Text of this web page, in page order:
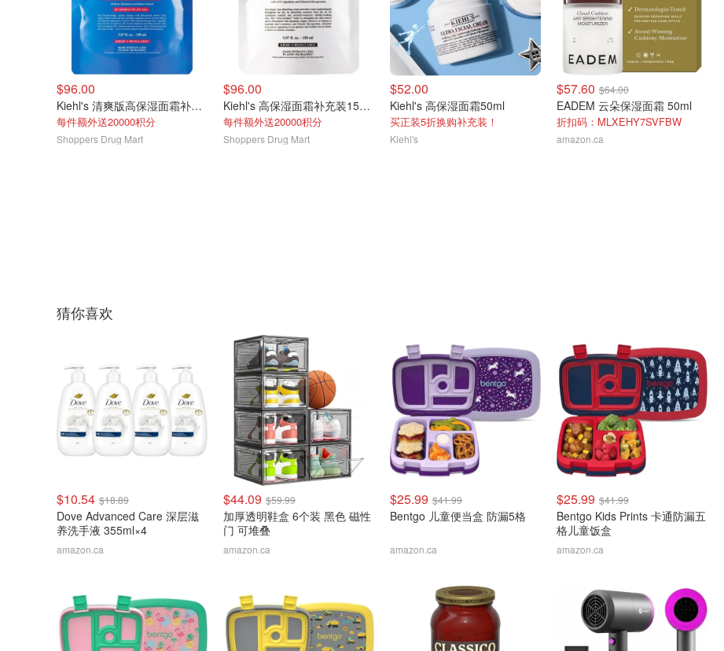
$96.00
Kiehl's 清爽版高保湿面霜补充装150ml
每件额外送20000积分
Shoppers Drug Mart
$96.00
Kiehl's 高保湿面霜补充装150ml
每件额外送20000积分
Shoppers Drug Mart
$52.00
Kiehl's 高保湿面霜50ml
买正装5折换购补充装！
Kiehl's
$57.60 $64.00
EADEM 云朵保湿面霜 50ml
折扣码：MLXEHY7SVFBW
amazon.ca
猜你喜欢
$10.54 $18.89
Dove Advanced Care 深层滋
养洗手液 355ml×4
amazon.ca
$44.09 $59.99
加厚透明鞋盒 6个装 黑色 磁性
门 可堆叠
amazon.ca
$25.99 $41.99
Bentgo 儿童便当盒 防漏5格
amazon.ca
$25.99 $41.99
Bentgo Kids Prints 卡通防漏五
格儿童饭盒
amazon.ca